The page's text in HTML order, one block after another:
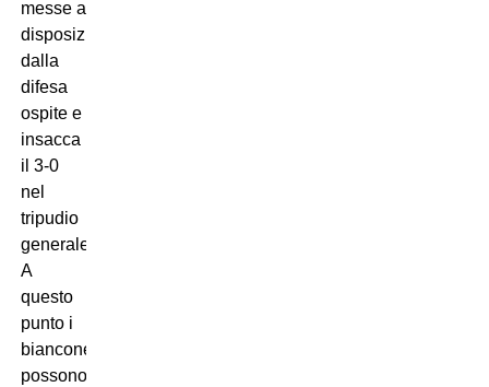
messe a
disposizione
dalla
difesa
ospite e
insacca
il 3-0
nel
tripudio
generale.
A
questo
punto i
bianconeri
possono